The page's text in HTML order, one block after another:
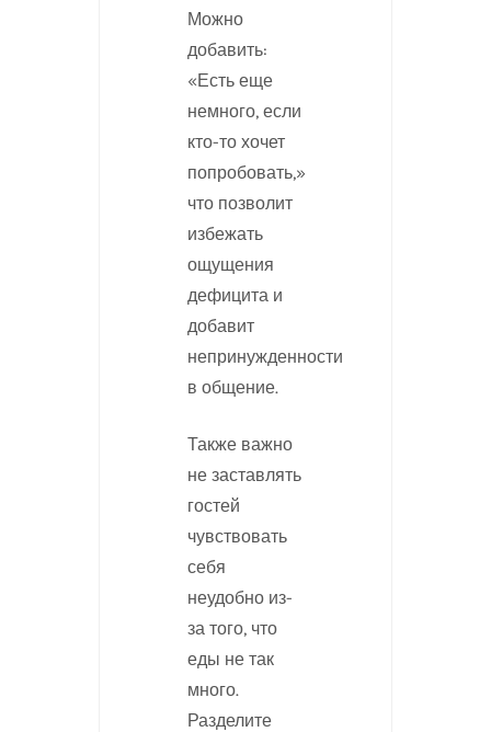
Можно
добавить:
«Есть еще
немного, если
кто-то хочет
попробовать,»
что позволит
избежать
ощущения
дефицита и
добавит
непринужденности
в общение.
Также важно
не заставлять
гостей
чувствовать
себя
неудобно из-
за того, что
еды не так
много.
Разделите